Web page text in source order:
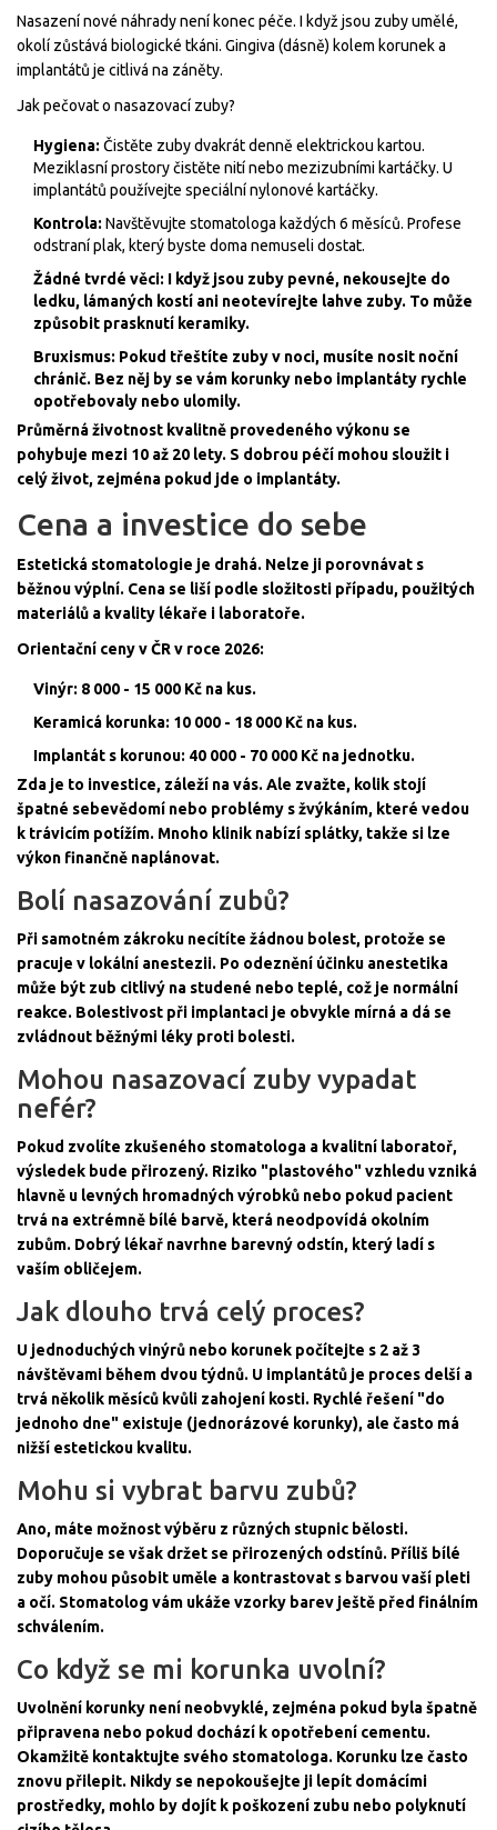
Nasazení nové náhrady není konec péče. I když jsou zuby umělé,
okolí zůstává biologické tkáni. Gingiva (dásně) kolem korunek a
implantátů je citlivá na záněty.
Jak pečovat o nasazovací zuby?
Hygiena: Čistěte zuby dvakrát denně elektrickou kartou.
Meziklasní prostory čistěte nití nebo mezizubními kartáčky. U
implantátů používejte speciální nylonové kartáčky.
Kontrola: Navštěvujte stomatologa každých 6 měsíců. Profese
odstraní plak, který byste doma nemuseli dostat.
Žádné tvrdé věci: I když jsou zuby pevné, nekousejte do
ledku, lámaných kostí ani neotevírejte lahve zuby. To může
způsobit prasknutí keramiky.
Bruxismus: Pokud třeštíte zuby v noci, musíte nosit noční
chránič. Bez něj by se vám korunky nebo implantáty rychle
opotřebovaly nebo ulomily.
Průměrná životnost kvalitně provedeného výkonu se
pohybuje mezi 10 až 20 lety. S dobrou péčí mohou sloužit i
celý život, zejména pokud jde o implantáty.
Cena a investice do sebe
Estetická stomatologie je drahá. Nelze ji porovnávat s
běžnou výplní. Cena se liší podle složitosti případu, použitých
materiálů a kvality lékaře i laboratoře.
Orientační ceny v ČR v roce 2026:
Vinýr: 8 000 - 15 000 Kč na kus.
Keramicá korunka: 10 000 - 18 000 Kč na kus.
Implantát s korunou: 40 000 - 70 000 Kč na jednotku.
Zda je to investice, záleží na vás. Ale zvažte, kolik stojí
špatné sebevědomí nebo problémy s žvýkáním, které vedou
k trávicím potížím. Mnoho klinik nabízí splátky, takže si lze
výkon finančně naplánovat.
Bolí nasazování zubů?
Při samotném zákroku necítíte žádnou bolest, protože se
pracuje v lokální anestezii. Po odeznění účinku anestetika
může být zub citlivý na studené nebo teplé, což je normální
reakce. Bolestivost při implantaci je obvykle mírná a dá se
zvládnout běžnými léky proti bolesti.
Mohou nasazovací zuby vypadat
nefér?
Pokud zvolíte zkušeného stomatologa a kvalitní laboratoř,
výsledek bude přirozený. Riziko "plastového" vzhledu vzniká
hlavně u levných hromadných výrobků nebo pokud pacient
trvá na extrémně bílé barvě, která neodpovídá okolním
zubům. Dobrý lékař navrhne barevný odstín, který ladí s
vaším obličejem.
Jak dlouho trvá celý proces?
U jednoduchých vinýrů nebo korunek počítejte s 2 až 3
návštěvami během dvou týdnů. U implantátů je proces delší a
trvá několik měsíců kvůli zahojení kosti. Rychlé řešení "do
jednoho dne" existuje (jednorázové korunky), ale často má
nižší estetickou kvalitu.
Mohu si vybrat barvu zubů?
Ano, máte možnost výběru z různých stupnic bělosti.
Doporučuje se však držet se přirozených odstínů. Příliš bílé
zuby mohou působit uměle a kontrastovat s barvou vaší pleti
a očí. Stomatolog vám ukáže vzorky barev ještě před finálním
schválením.
Co když se mi korunka uvolní?
Uvolnění korunky není neobvyklé, zejména pokud byla špatně
připravena nebo pokud dochází k opotřebení cementu.
Okamžitě kontaktujte svého stomatologa. Korunku lze často
znovu přilepit. Nikdy se nepokoušejte ji lepít domácími
prostředky, mohlo by dojít k poškození zubu nebo polyknutí